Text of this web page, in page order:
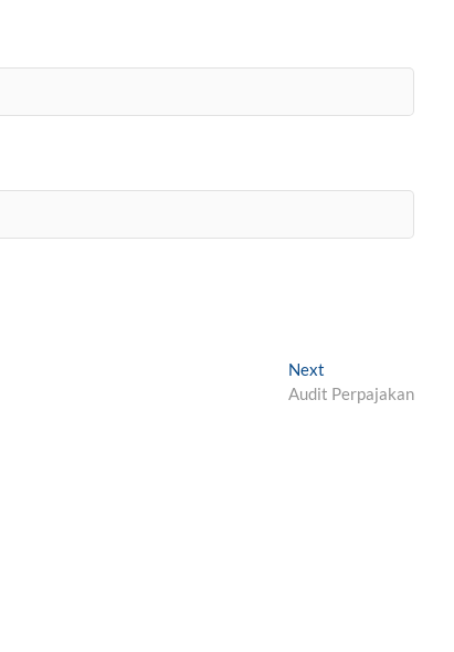
Next
post:
Audit Perpajakan